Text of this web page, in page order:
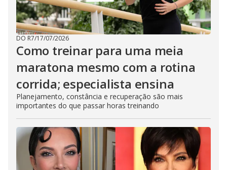
DO R7/17/07/2026
Como treinar para uma meia
maratona mesmo com a rotina
corrida; especialista ensina
Planejamento, constância e recuperação são mais
importantes do que passar horas treinando